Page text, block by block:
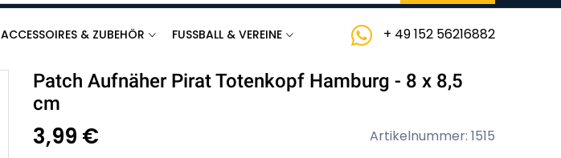
ACCESSOIRES & ZUBEHÖR FUSSBALL & VEREINE + 49 152 56216882
Patch Aufnäher Pirat Totenkopf Hamburg - 8 x 8,5
cm
3,99 €
Artikelnummer: 1515